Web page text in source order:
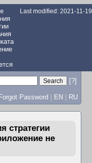
Last modified: 2021-11-
[?]
Password | EN | RU
стратегии
не